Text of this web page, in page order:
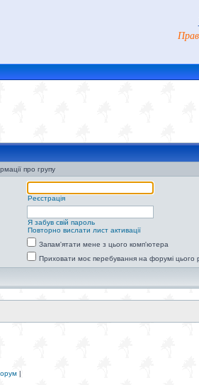
про групу
Реєстрація
Я забув свій пароль
Повторно вислати лист активації
Запам'ятати мене з цього комп'ютера
Приховати моє перебування на форумі цього
|